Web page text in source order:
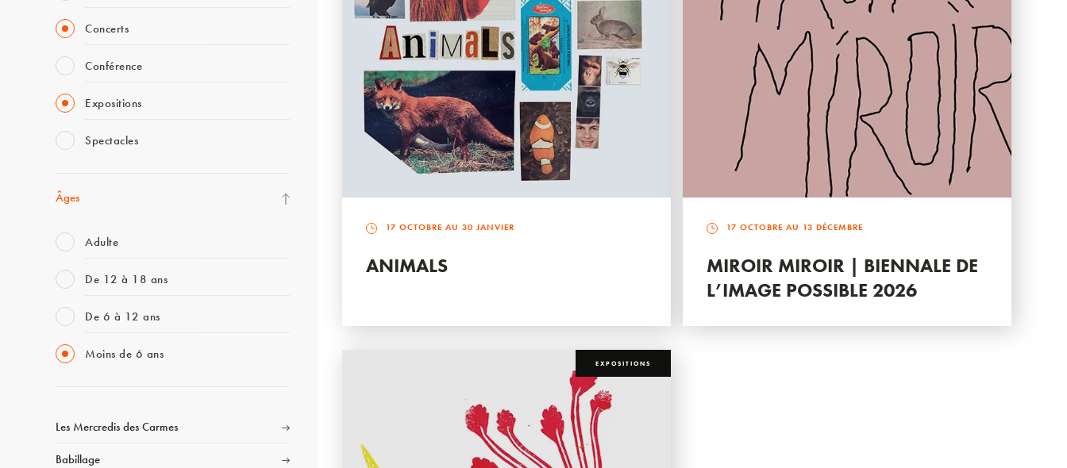
Concerts
Conférence
Expositions
Spectacles
Âges
Adulte
De 12 à 18 ans
De 6 à 12 ans
Moins de 6 ans
Les Mercredis des Carmes
Babillage
17 OCTOBRE AU 30 JANVIER
ANIMALS
17 OCTOBRE AU 13 DÉCEMBRE
MIROIR MIROIR | BIENNALE DE
L’IMAGE POSSIBLE 2026
EXPOSITIONS